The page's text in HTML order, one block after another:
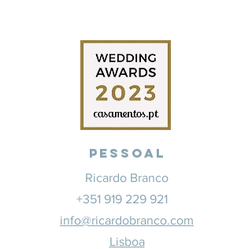
Pessoal
Ricardo Branco
+351 919 229 921
info@ricardobranco.com
Lisboa